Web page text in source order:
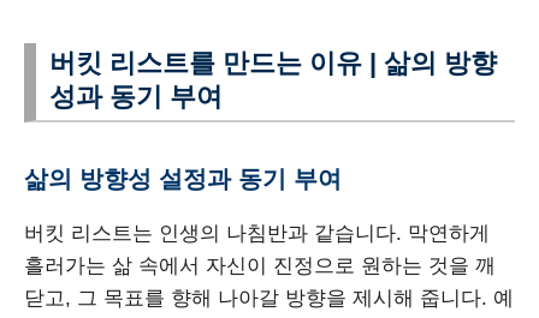
버킷 리스트를 만드는 이유 | 삶의 방향
성과 동기 부여
삶의 방향성 설정과 동기 부여
버킷 리스트는 인생의 나침반과 같습니다. 막연하게
흘러가는 삶 속에서 자신이 진정으로 원하는 것을 깨
닫고, 그 목표를 향해 나아갈 방향을 제시해 줍니다. 예